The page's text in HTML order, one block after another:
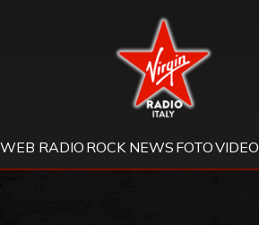
Virgin Radio
WEB RADIO ROCK NEWS FOTOVIDEO